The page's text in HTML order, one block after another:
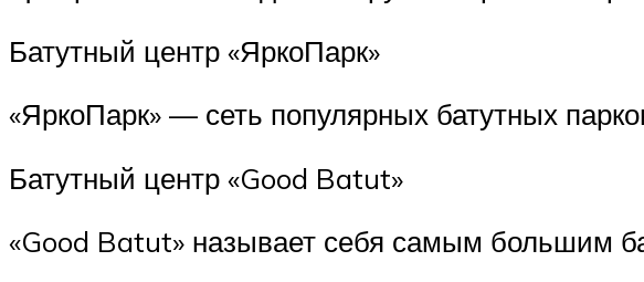
Батутный центр «ЯркоПарк»
«ЯркоПарк» — сеть популярных батутных
Батутный центр «Good Batut»
«Good Batut» называет себя самым большим